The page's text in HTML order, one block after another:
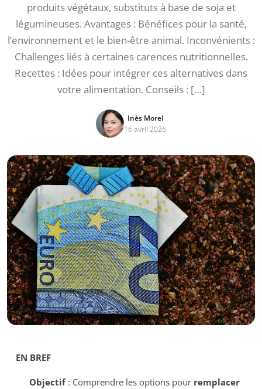
produits végétaux, substituts à base de soja et
légumineuses. Avantages : Bénéfices pour la santé,
l’environnement et le bien-être animal. Inconvénients :
Challenges liés à certaines carences nutritionnelles.
Recettes : Idées pour intégrer ces alternatives dans
votre alimentation. Conseils : […]
Inès Morel
16 avril 2026
EN BREF
Objectif: Comprendre les options pour remplacer